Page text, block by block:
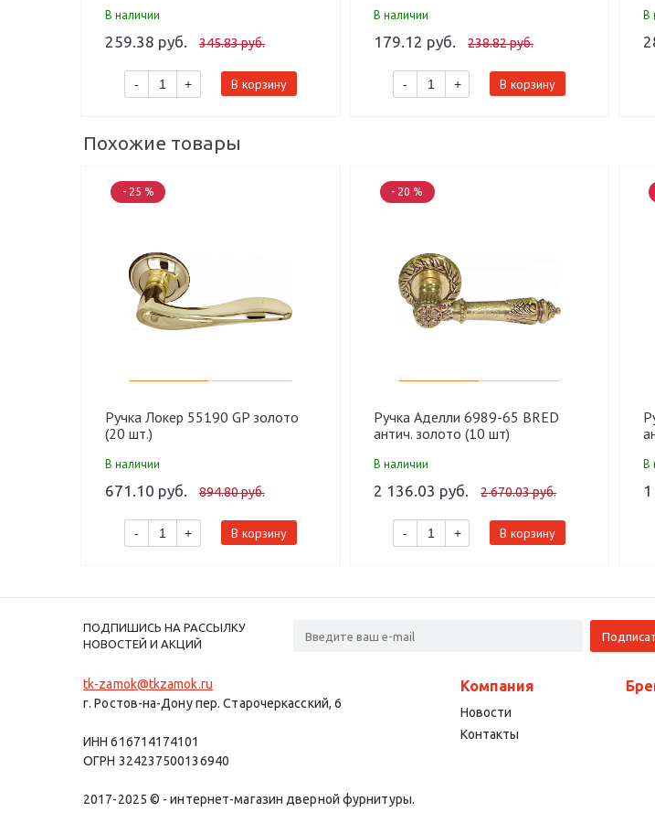
В наличии
259.38 руб. 345.83 руб.
- + В корзину
В наличии
179.12 руб. 238.82 руб.
- + В корзину
В
Похожие товары
- 25 %
Ручка Локер 55190 GP золото
(20 шт.)
В наличии
671.10 руб. 894.80 руб.
- + В корзину
- 20 %
Ручка Аделли 6989-65 BRED
антич. золото (10 шт)
В наличии
2 136.03 руб. 2 670.03 руб.
- + В корзину
В
ПОДПИШИСЬ НА РАССЫЛКУ
НОВОСТЕЙ И АКЦИЙ
tk-zamok@tkzamok.ru
г. Ростов-на-Дону пер. Старочеркасский, 6
ИНН 616714174101
ОГРН 324237500136940
2017-2025 © - интернет-магазин дверной фурнитуры.
Компания
Новости
Контакты